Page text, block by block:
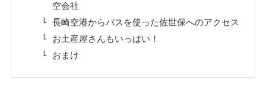
空会社
長崎空港からバスを使った佐世保へのアクセス
お土産屋さんもいっぱい！
おまけ